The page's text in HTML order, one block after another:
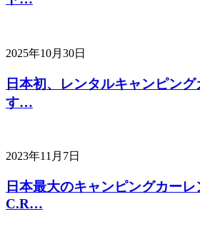
2025年10月30日
日本初、レンタルキャンピン
す…
2023年11月7日
日本最大のキャンピングカー
C.R…